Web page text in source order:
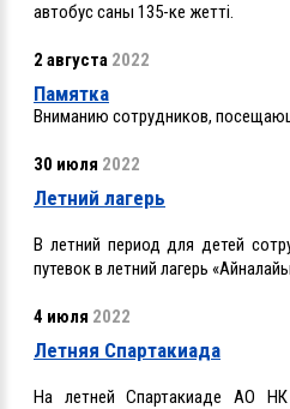
автобус саны 135-ке жетті.
2 августа 2022
Памятка
Вниманию сотрудников,
30 июля 2022
Летний лагерь
В летний период для детей
путевок в летний лагерь
4 июля 2022
Летняя Спартакиада
На летней Спартакиаде АО НК